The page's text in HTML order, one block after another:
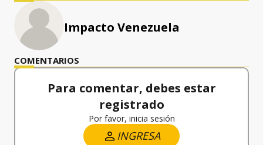
Impacto Venezuela
COMENTARIOS
Para comentar, debes estar
registrado
Por favor, inicia sesión
INGRESA